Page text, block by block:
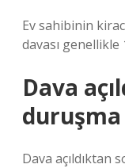
Ev sahibinin
davası genellikle
Dava
Dava açıldıktan